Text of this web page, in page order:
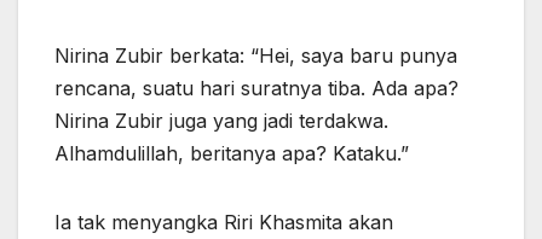
Nirina Zubir berkata: “Hei, saya baru punya
rencana, suatu hari suratnya tiba. Ada apa?
Nirina Zubir juga yang jadi terdakwa.
Alhamdulillah, beritanya apa? Kataku.”
Ia tak menyangka Riri Khasmita akan